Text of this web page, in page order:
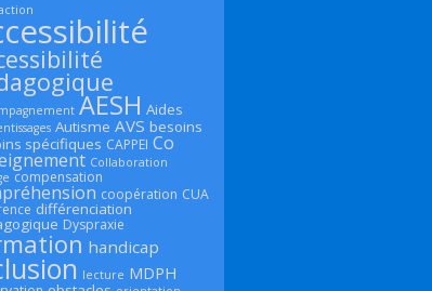
AESH Aides
Autisme AVS besoins
spécifiques CAPPEI Co
Collaboration
compensation
coopération CUA
différenciation
Dyspraxie
handicap
lecture MDPH